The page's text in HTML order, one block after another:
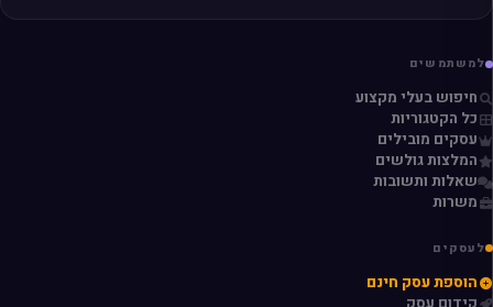
למשתמשים
חיפוש בעלי מקצוע
כל הקטגוריות
עסקים מובילים
המלצות גולשים
שאלות ותשובות
משרות
לעסקים
הוספת עסק חינם